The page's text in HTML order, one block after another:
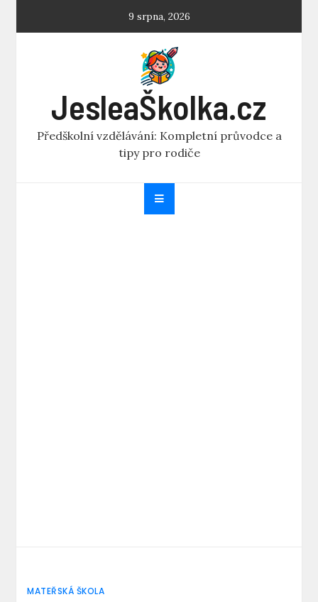
9 srpna, 2026
JesleaŠkolka.cz
Předškolní vzdělávání: Kompletní průvodce a
tipy pro rodiče
MATEŘSKÁ ŠKOLA